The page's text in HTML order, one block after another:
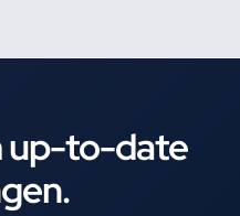
up-to-date